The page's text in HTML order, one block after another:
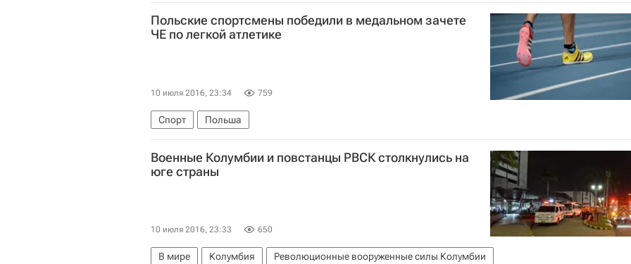
Польские спортсмены победили в медальном зачете
ЧЕ по легкой атлетике
10 июля 2016, 23:34 759
Спорт Польша
Военные Колумбии и повстанцы РВСК столкнулись на
юге страны
10 июля 2016, 23:33 650
В мире Колумбия Революционные вооруженные силы Колумбии